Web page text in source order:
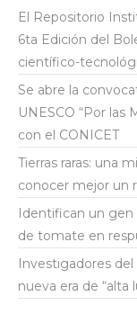
El Repositorio
6ta Edición del
científico-
Se abre la
UNESCO “Por las
con el CONICET
Tierras raras: una
conocer mejor un
Identifican un gen
de tomate en
Investigadores del
nueva era de “alta